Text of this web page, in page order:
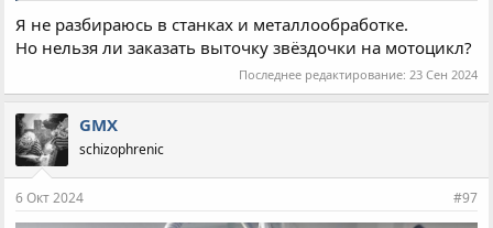
Я не разбираюсь в станках и металлообработке.
Но нельзя ли заказать выточку звёздочки на мотоцикл?
Последнее редактирование: 23 Сен 2024
GMX
schizophrenic
6 Окт 2024 #97